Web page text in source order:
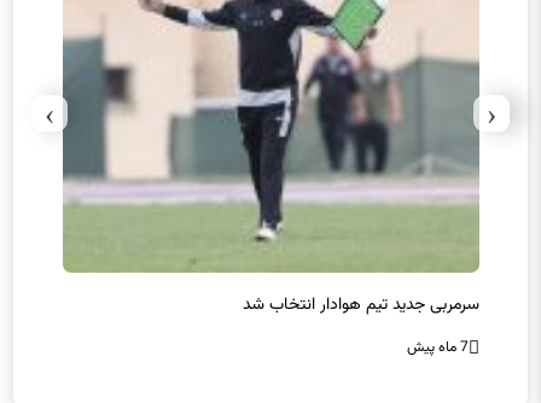
سرمربی جدید تیم هوادار انتخاب شد